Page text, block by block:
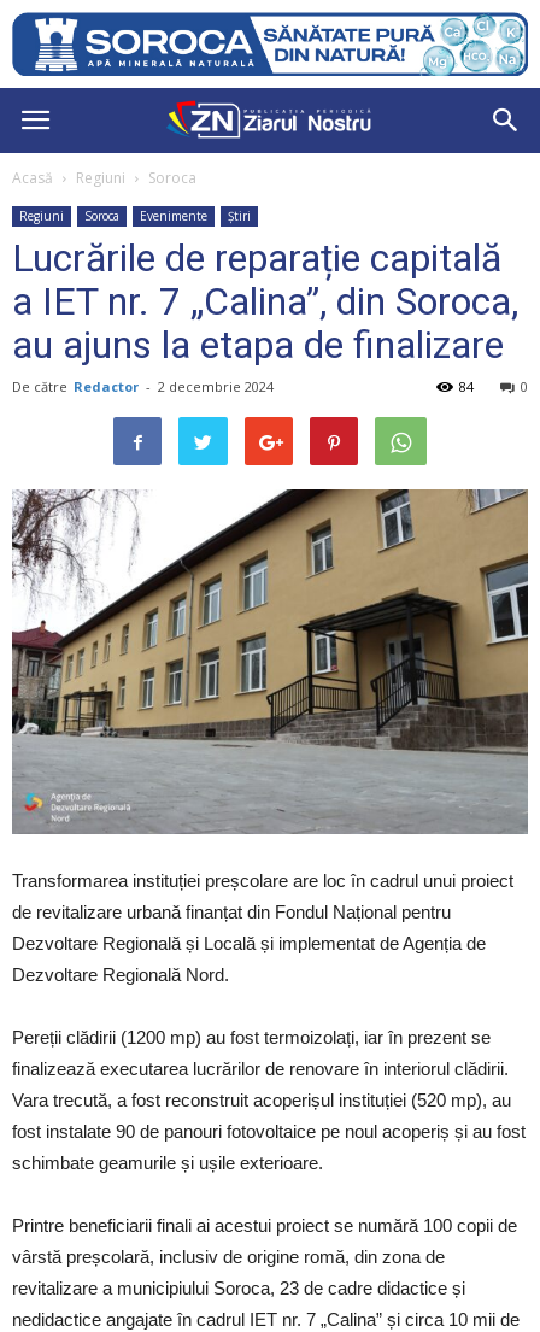
Acasă Regiuni Soroca
Regiuni Soroca Evenimente Știri
Lucrările de reparație capitală
a IET nr. 7 „Calina”, din Soroca,
au ajuns la etapa de finalizare
De către Redactor - 2 decembrie 2024 0
84
Transformarea instituției preșcolare are loc în cadrul unui proiect
de revitalizare urbană finanțat din Fondul Național pentru
Dezvoltare Regională și Locală și implementat de Agenția de
Dezvoltare Regională Nord.
Pereții clădirii (1200 mp) au fost termoizolați, iar în prezent se
finalizează executarea lucrărilor de renovare în interiorul clădirii.
Vara trecută, a fost reconstruit acoperișul instituției (520 mp), au
fost instalate 90 de panouri fotovoltaice pe noul acoperiș și au fost
schimbate geamurile și ușile exterioare.
Printre beneficiarii finali ai acestui proiect se numără 100 copii de
vârstă preșcolară, inclusiv de origine romă, din zona de
revitalizare a municipiului Soroca, 23 de cadre didactice și
nedidactice angajate în cadrul IET nr. 7 „Calina” și circa 10 mii de